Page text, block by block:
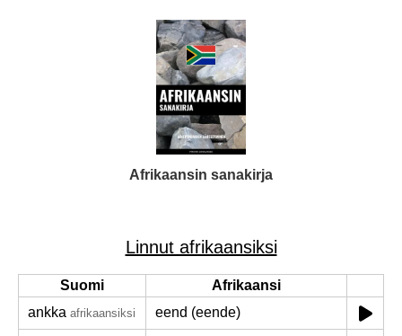
Afrikaansin sanakirja
Linnut afrikaansiksi
Suomi
Afrikaansi
ankka afrikaansiksi eend (eende)